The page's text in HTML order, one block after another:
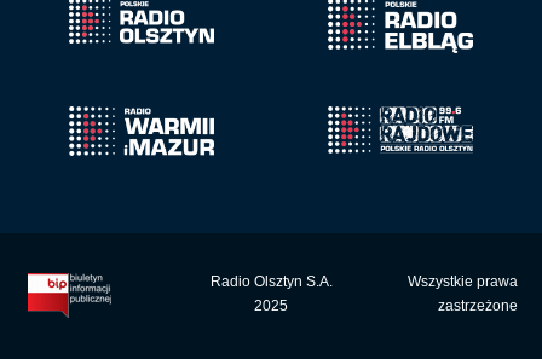
Radio Olsztyn S.A.
2025
Wszystkie prawa
zastrzeżone